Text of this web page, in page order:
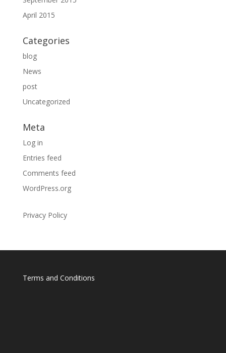
April 2015
Categories
blog
News
post
Uncategorized
Meta
Log in
Entries feed
Comments feed
WordPress.org
Privacy Policy
Terms and Conditions